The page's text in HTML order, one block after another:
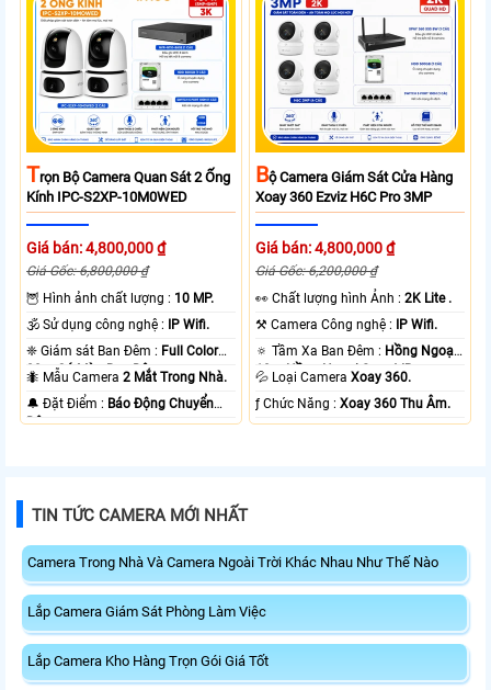
TRọn Bộ Camera Quan Sát 2 Ống
Kính IPC-S2XP-10M0WED
Giá bán: 4,800,000 ₫
Giá Gốc: 6,800,000 ₫
🦉 Hình ảnh chất lượng : 10 MP.
🕉️ Sử dụng công nghệ : IP Wifi.
❈ Giám sát Ban Đêm : Full Color
20m Có Màu Ban Ðêm.
🐜 Mẫu Camera2 Mắt Trong Nhà.
️🔔 Đặt Điểm : Báo Động Chuyển
Động.
BỘ Camera Giám Sát Cửa Hàng
Xoay 360 Ezviz H6C Pro 3MP
Giá bán: 4,800,000 ₫
Giá Gốc: 6,200,000 ₫
️👀 Chất lượng hình Ảnh :2K Lite .
⚒ Camera Công nghệ : IP Wifi.
🔅 Tầm Xa Ban Đêm : Hồng Ngoại
10m Hồng Ngoại Smart IR.
💦 Loại CameraXoay 360.
️ƒ Chức Năng :Xoay 360 Thu Âm.
TIN TỨC CAMERA MỚI NHẤT
Camera Trong Nhà Và Camera Ngoài Trời Khác Nhau Như Thế Nào
Lắp Camera Giám Sát Phòng Làm Việc
Lắp Camera Kho Hàng Trọn Gói Giá Tốt